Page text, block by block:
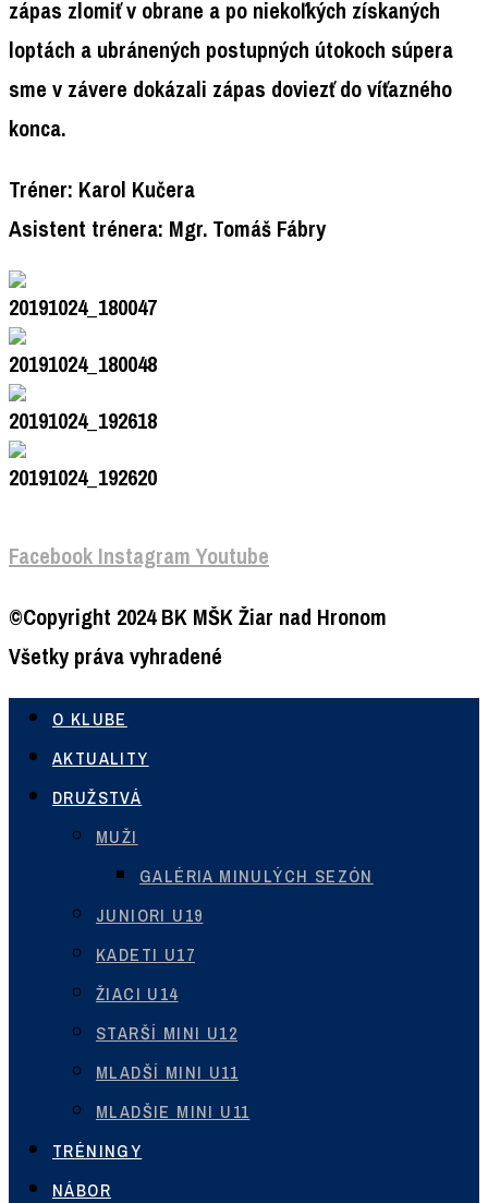
zápas zlomiť v obrane a po niekoľkých získaných
loptách a ubránených postupných útokoch súpera
sme v závere dokázali zápas doviezť do víťazného
konca.
Tréner: Karol Kučera
Asistent trénera: Mgr. Tomáš Fábry
Facebook Instagram Youtube
©Copyright 2024 BK MŠK Žiar nad Hronom
Všetky práva vyhradené
O KLUBE
AKTUALITY
DRUŽSTVÁ
MUŽI
GALÉRIA MINULÝCH SEZÓN
JUNIORI U19
KADETI U17
ŽIACI U14
STARŠÍ MINI U12
MLADŠÍ MINI U11
MLADŠIE MINI U11
TRÉNINGY
NÁBOR